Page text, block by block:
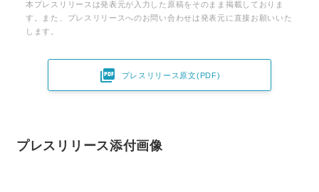
本プレスリリースは発表元が入力した原稿をそのまま掲載しておりま
す。また、プレスリリースへのお問い合わせは発表元に直接お願いいた
します。
 プレスリリース原文(PDF)
プレスリリース添付画像